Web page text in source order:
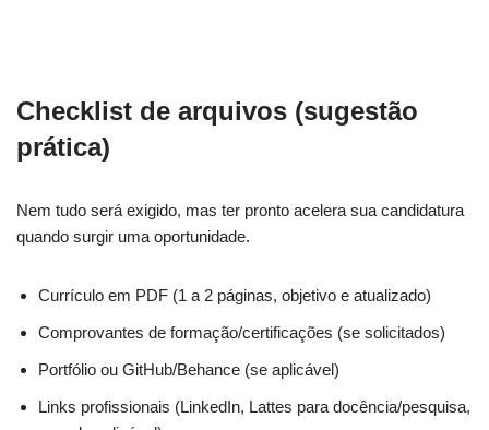
Checklist de arquivos (sugestão
prática)
Nem tudo será exigido, mas ter pronto acelera sua candidatura
quando surgir uma oportunidade.
Currículo em PDF (1 a 2 páginas, objetivo e atualizado)
Comprovantes de formação/certificações (se solicitados)
Portfólio ou GitHub/Behance (se aplicável)
Links profissionais (LinkedIn, Lattes para docência/pesquisa,